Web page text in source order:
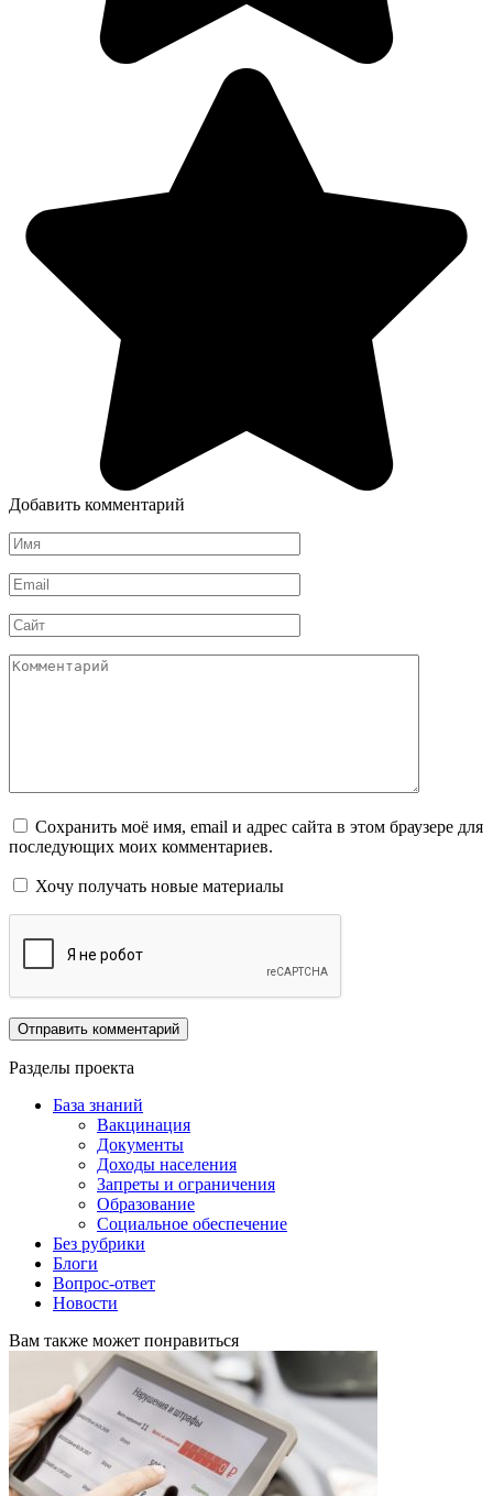
Добавить комментарий
Имя
*
Email
*
Сайт
Комментарий
Сохранить моё имя, email и адрес сайта в этом браузере для
последующих моих комментариев.
Хочу получать новые материалы
Разделы проекта
База знаний
Вакцинация
Документы
Доходы населения
Запреты и ограничения
Образование
Социальное обеспечение
Без рубрики
Блоги
Вопрос-ответ
Новости
Вам также может понравиться